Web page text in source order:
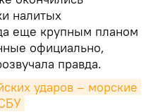
налитых
еще крупным планом
официально,
правда.
ударов – морские